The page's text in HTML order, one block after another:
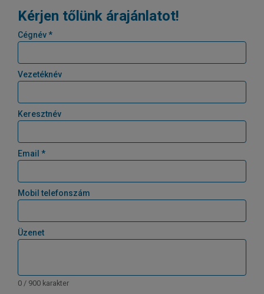
Kérjen tőlünk árajánlatot!
Cégnév *
Vezetéknév
Keresztnév
Email *
Mobil telefonszám
Üzenet
0 / 900 karakter